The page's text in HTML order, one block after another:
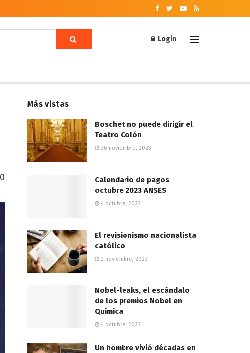
Login
0
Más vistas
Boschet no puede dirigir el
Teatro Colón
30 noviembre, 2023
Calendario de pagos
octubre 2023 ANSES
4 octubre, 2023
El revisionismo nacionalista
católico
2 noviembre, 2023
Nobel-leaks, el escándalo
de los premios Nobel en
Química
4 octubre, 2023
Un hombre vivió décadas en